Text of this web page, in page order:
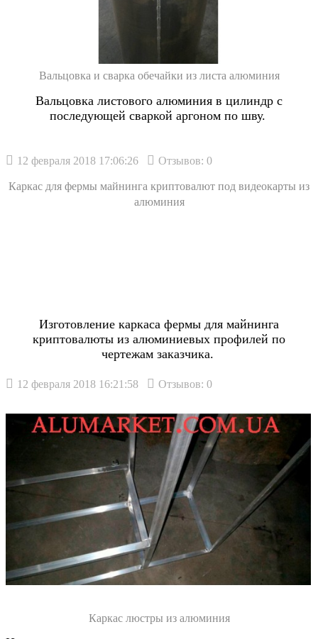
Вальцовка и сварка обечайки из листа алюминия
Вальцовка листового алюминия в цилиндр с
последующей сваркой аргоном по шву.
12 февраля 2018 17:06:26 Отзывов: 0
Каркас для фермы майнинга криптовалют под видеокарты из
алюминия
Изготовление каркаса фермы для майнинга
криптовалюты из алюминиевых профилей по
чертежам заказчика.
12 февраля 2018 16:21:58 Отзывов: 0
Каркас люстры из алюминия